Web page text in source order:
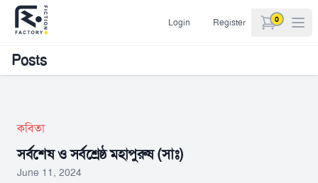
Login Register 0
items in
Posts
কবিতা
সর্বশেষ ও সর্বশ্রেষ্ঠ মহাপুরুষ (সাঃ)
June 11, 2024